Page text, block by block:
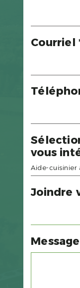
Courriel
vous
Aide-cuisinier
Joindre
Message